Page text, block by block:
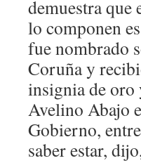
demuestra que
lo componen
fue nombrado
Coruña y
insignia de oro
Avelino Abajo
Gobierno,
saber estar,